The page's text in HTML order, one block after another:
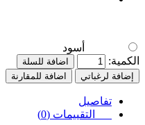
أسود
الكمية:
اضافة للسلة
إضافة لرغباتي
اضافة للمقارنة
تفاصيل
التقييمات (0)